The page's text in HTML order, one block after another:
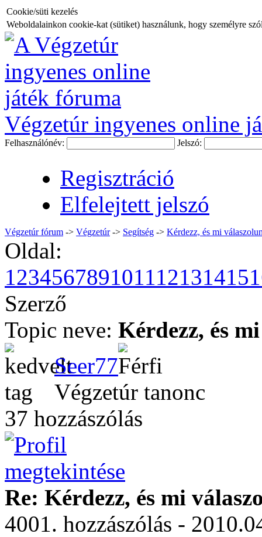
Cookie/süti kezelés
Weboldalainkon cookie-kat (sütiket) használunk, hogy személyre
Végzetúr ingyenes online
Felhasználónév: Jelszó:
Regisztráció
Elfelejtett jelszó
Végzetúr fórum -> Végzetúr-> Segítség -> Kérdezz, és mi
Oldal:
123456789101112131415
Szerző
Topic neve: Kérdezz, és
Seer77
Végzetúr tanonc
37 hozzászólás
Re: Kérdezz, és mi
4001. hozzászólás -